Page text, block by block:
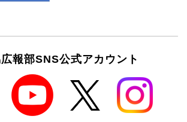
広報部SNS公式アカウント